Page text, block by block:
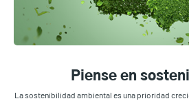
Piense en
La sostenibilidad ambiental es una prioridad